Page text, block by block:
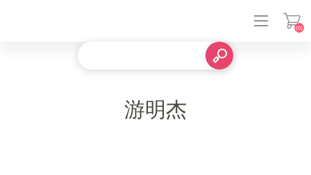
(0)
游明杰